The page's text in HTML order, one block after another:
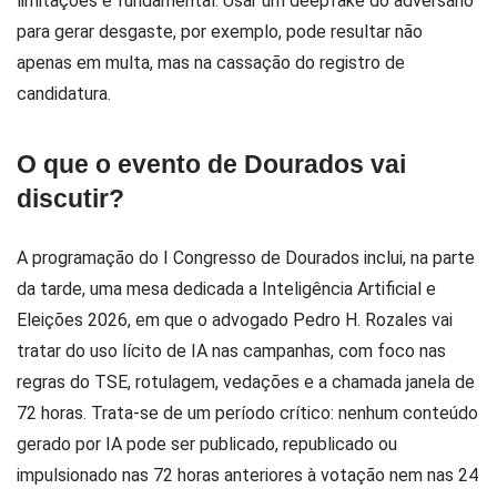
para gerar desgaste, por exemplo, pode resultar não
apenas em multa, mas na cassação do registro de
candidatura.
O que o evento de Dourados vai
discutir?
A programação do I Congresso de Dourados inclui, na parte
da tarde, uma mesa dedicada a Inteligência Artificial e
Eleições 2026, em que o advogado Pedro H. Rozales vai
tratar do uso lícito de IA nas campanhas, com foco nas
regras do TSE, rotulagem, vedações e a chamada janela de
72 horas. Trata-se de um período crítico: nenhum conteúdo
gerado por IA pode ser publicado, republicado ou
impulsionado nas 72 horas anteriores à votação nem nas 24